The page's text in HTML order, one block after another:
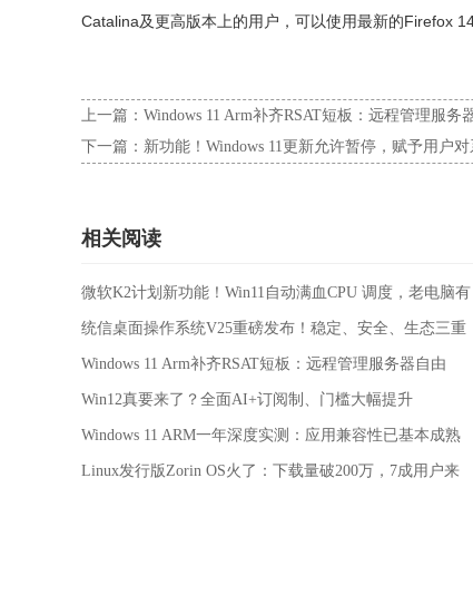
Catalina及更高版本上的用户，可以使用最新的Firefox
上一篇： Windows 11 Arm补齐RSAT短板：远程管理服务
下一篇： 新功能！Windows 11更新允许暂停，赋予用户
相关阅读
微软K2计划新功能！Win11自动满血CPU 调度，老电脑有
救了
统信桌面操作系统V25重磅发布！稳定、安全、生态三重
基石
Windows 11 Arm补齐RSAT短板：远程管理服务器自由
Win12真要来了？全面AI+订阅制、门槛大幅提升
Windows 11 ARM一年深度实测：应用兼容性已基本成熟
Linux发行版Zorin OS火了：下载量破200万，7成用户来